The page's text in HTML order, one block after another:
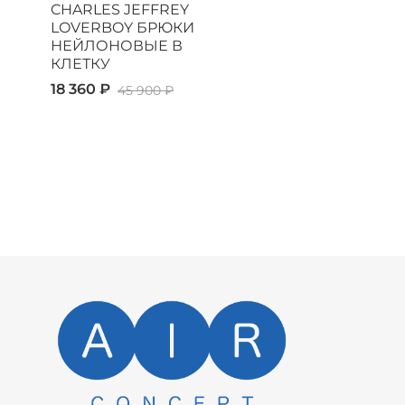
CHARLES JEFFREY
LOVERBOY БРЮКИ
НЕЙЛОНОВЫЕ В
КЛЕТКУ
18 360 ₽ 45 900 ₽